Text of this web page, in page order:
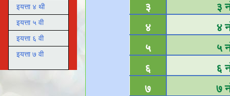
३
३
४
४
५
५
६
६
७
७
इयत्ता ४ थी
इयत्ता ५ वी
इयत्ता ६ वी
इयत्ता ७ वी